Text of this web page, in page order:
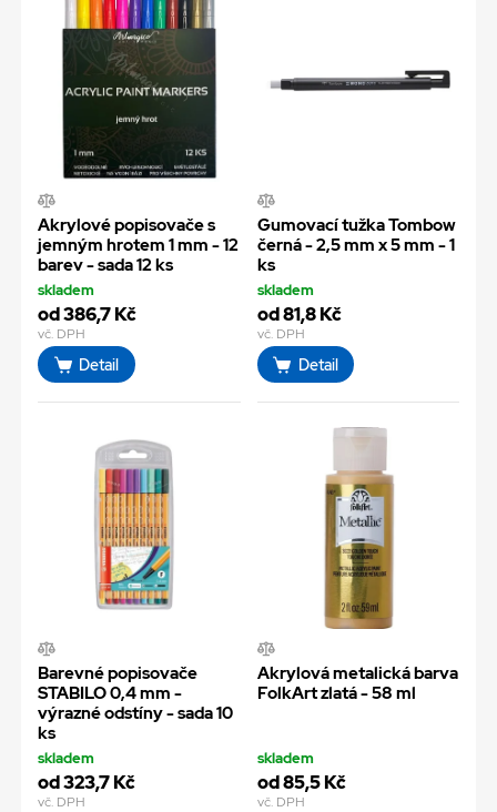
Akrylové popisovače s
jemným hrotem 1 mm - 12
barev - sada 12 ks
skladem
od 386,7 Kč
vč. DPH
Detail
Gumovací tužka Tombow
černá - 2,5 mm x 5 mm - 1
ks
skladem
od 81,8 Kč
vč. DPH
Detail
Barevné popisovače
STABILO 0,4 mm -
výrazné odstíny - sada 10
ks
skladem
od 323,7 Kč
vč. DPH
Akrylová metalická barva
FolkArt zlatá - 58 ml
skladem
od 85,5 Kč
vč. DPH